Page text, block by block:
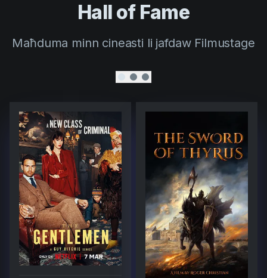
Hall of Fame
Maħduma minn cineasti li jafdaw Filmustage